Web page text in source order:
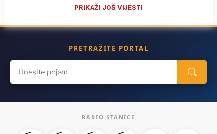
PRIKAŽI JOŠ VIJESTI
PRETRAŽITE PORTAL
Search
for:
RADIO STANICE